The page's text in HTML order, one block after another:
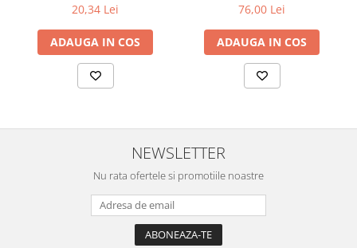
20,34 Lei
ADAUGA IN COS
76,00 Lei
ADAUGA IN COS
NEWSLETTER
Nu rata ofertele si promotiile noastre